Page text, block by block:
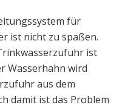
für
ist nicht zu spaßen.
ist
Wasserhahn wird
aus dem
damit ist das Problem